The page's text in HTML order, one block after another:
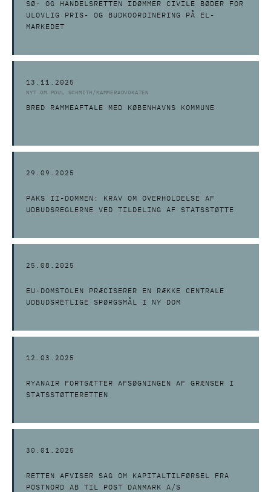
SØ- OG HANDELSRETTEN IDØMMER CIVILE BØDER FOR
ULOVLIG PRIS- OG BUDKOORDINERING PÅ EL-
MARKEDET
13.11.2025
NYT OM POUL SCHMITH/KAMMERADVOKATEN
BRED RAMMEAFTALE MED KØBENHAVNS KOMMUNE
29.09.2025
PAKS II-DOMMEN: KRAV OM OVERHOLDELSE AF
UDBUDSREGLERNE VED TILDELING AF STATSSTØTTE
25.08.2025
EU-DOMSTOLEN PRÆCISERER EN RÆKKE CENTRALE
UDBUDSRETLIGE SPØRGSMÅL I NY DOM
12.03.2025
RYANAIR FORTSÆTTER AFSØGNINGEN AF GRÆNSER I
STATSSTØTTERETTEN
30.01.2025
RETTEN AFVISER SAG OM KAPITALTILFØRSEL FRA
POSTNORD AB TIL POST DANMARK A/S